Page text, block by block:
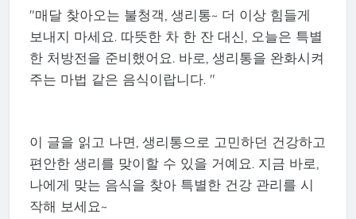
"매달 찾아오는 불청객, 생리통~ 더 이상 힘들게
보내지 마세요. 따뜻한 차 한 잔 대신, 오늘은 특별
한 처방전을 준비했어요. 바로, 생리통을 완화시켜
주는 마법 같은 음식이랍니다. "
이 글을 읽고 나면, 생리통으로 고민하던 건강하고
편안한 생리를 맞이할 수 있을 거예요. 지금 바로,
나에게 맞는 음식을 찾아 특별한 건강 관리를 시
작해 보세요~